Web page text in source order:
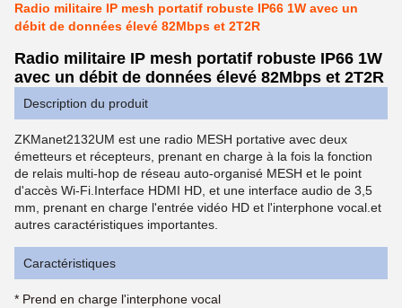
Radio militaire IP mesh portatif robuste IP66 1W avec un
débit de données élevé 82Mbps et 2T2R
Radio militaire IP mesh portatif robuste IP66 1W
avec un débit de données élevé 82Mbps et 2T2R
Description du produit
ZKManet2132UM est une radio MESH portative avec deux
émetteurs et récepteurs, prenant en charge à la fois la fonction
de relais multi-hop de réseau auto-organisé MESH et le point
d'accès Wi-Fi.Interface HDMI HD, et une interface audio de 3,5
mm, prenant en charge l'entrée vidéo HD et l'interphone vocal.et
autres caractéristiques importantes.
Caractéristiques
* Prend en charge l'interphone vocal